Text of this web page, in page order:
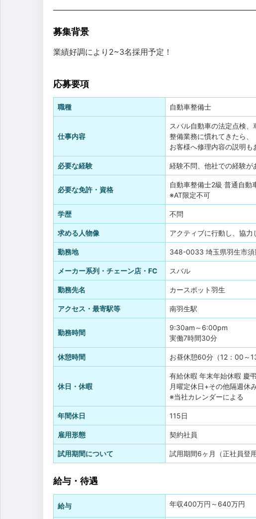
募集背景
業績好調により2~3名採用予定！
応募要項
職種 自動車整備士
仕事内容
スバル自動車の法定点検、
整備業務に慣れてきたら、
お客様へ修理内容の説明も
必要な経験 経験不問、他社での経験が
必要な免許・資格
自動車整備士2級 普通自動
※AT限定不可
学歴 不問
求める人物像 アクティブに行動し、協力
勤務地 348-0033 埼玉県羽生市
メーカー系列・チェーン店・FC スバル
勤務先名 カースポット羽生
アクセス・最寄駅等 南羽生駅
勤務時間
9:30am～6:00pm
実働7時間30分
休憩時間 お昼休憩60分（12：00～
休日・休暇
有給休暇 年末年始休暇 慶
月曜定休日+その他隔週休
※当社カレンダーによる
年間休日 115日
雇用形態 契約社員
試用期間について 試用期間6ヶ月（正社員登
給与・待遇
給与 年収400万円 ～ 640万円